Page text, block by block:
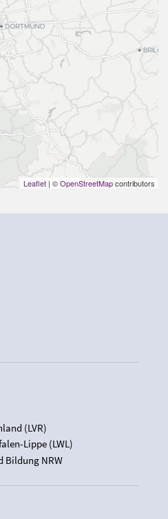
Leaflet | ©OpenStreetMapcontributors
(LVR)
Lippe (LWL)
Bildung NRW